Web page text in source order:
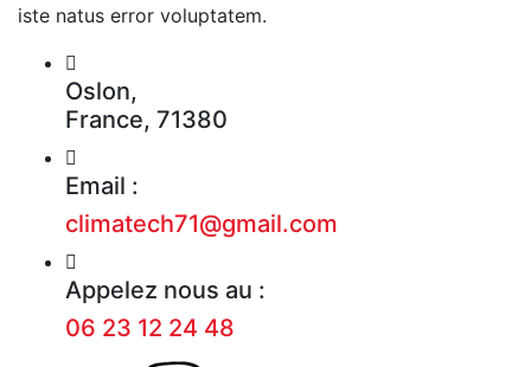
iste natus error voluptatem.
Oslon,
France, 71380
Email :
climatech71@gmail.com
Appelez nous au :
06 23 12 24 48